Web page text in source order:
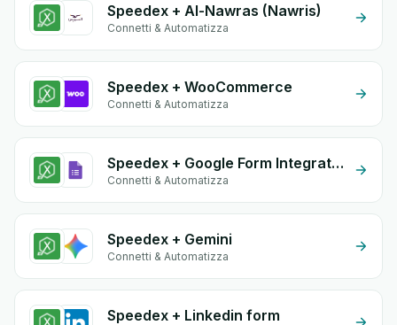
Speedex + Al-Nawras (Nawris)
Connetti & Automatizza
Speedex + WooCommerce
Connetti & Automatizza
Speedex + Google Form Integration
Connetti & Automatizza
Speedex + Gemini
Connetti & Automatizza
Speedex + Linkedin form